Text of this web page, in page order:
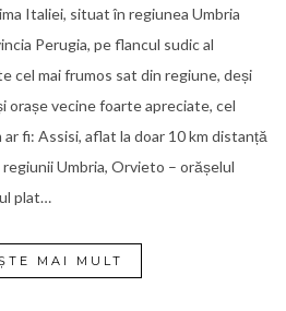
Italiei, situat în regiunea Umbria
Perugia, pe flancul sudic al
cel mai frumos sat din regiune, deși
orașe vecine foarte apreciate, cel
fi: Assisi, aflat la doar 10 km distanță
Umbria, Orvieto – orășelul
plat…
MAI MULT